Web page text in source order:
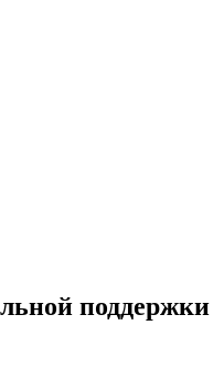
поддержки